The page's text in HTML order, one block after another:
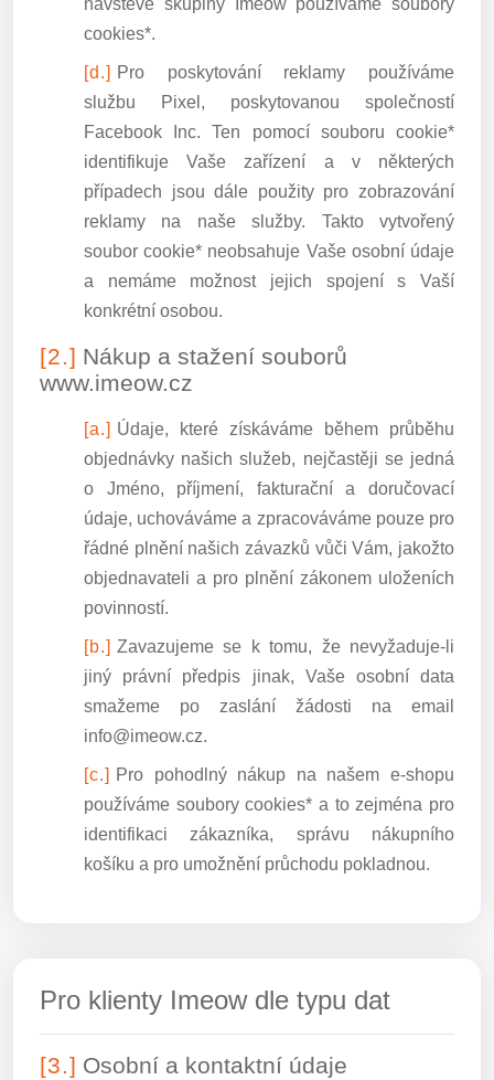
návštěvě skupiny Imeow používáme soubory
cookies*.
Pro poskytování reklamy používáme
službu Pixel, poskytovanou společností
Facebook Inc. Ten pomocí souboru cookie*
identifikuje Vaše zařízení a v některých
případech jsou dále použity pro zobrazování
reklamy na naše služby. Takto vytvořený
soubor cookie* neobsahuje Vaše osobní údaje
a nemáme možnost jejich spojení s Vaší
konkrétní osobou.
Nákup a stažení souborů
www.imeow.cz
Údaje, které získáváme během průběhu
objednávky našich služeb, nejčastěji se jedná
o Jméno, příjmení, fakturační a doručovací
údaje, uchováváme a zpracováváme pouze pro
řádné plnění našich závazků vůči Vám, jakožto
objednavateli a pro plnění zákonem uloženích
povinností.
Zavazujeme se k tomu, že nevyžaduje-li
jiný právní předpis jinak, Vaše osobní data
smažeme po zaslání žádosti na email
info@imeow.cz.
Pro pohodlný nákup na našem e-shopu
používáme soubory cookies* a to zejména pro
identifikaci zákazníka, správu nákupního
košíku a pro umožnění průchodu pokladnou.
Pro klienty Imeow dle typu dat
Osobní a kontaktní údaje